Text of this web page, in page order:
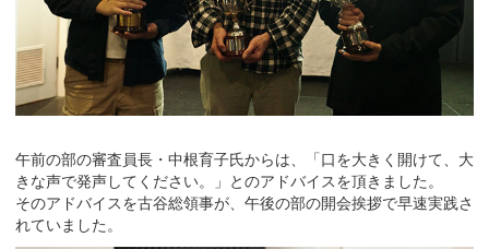
午前の部の審査員長・中根育子氏からは、「口を大きく開けて、大
きな声で発声してください。」とのアドバイスを頂きました。
そのアドバイスを古谷総領事が、午後の部の開会挨拶で早速実践さ
れていました。